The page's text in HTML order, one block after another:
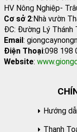
HV Nông Nghiệp-
Cơ sở 2:Nhà vườn
ĐC: Đường Lý Thánh
Email :
Điện Thoại:098 198
Website:
Hướng
Thanh